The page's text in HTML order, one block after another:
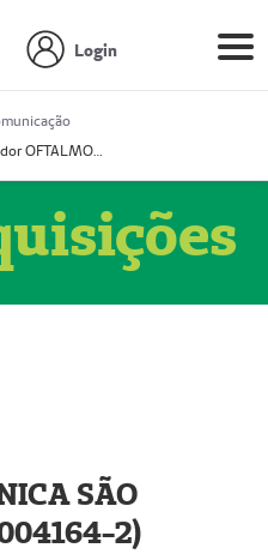
Login
Prestador OFTALMOCLÍNICA SÃO GONÇALO (55004164-2)
SÃO
2)